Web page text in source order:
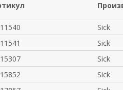
Sick
Sick
Sick
Sick